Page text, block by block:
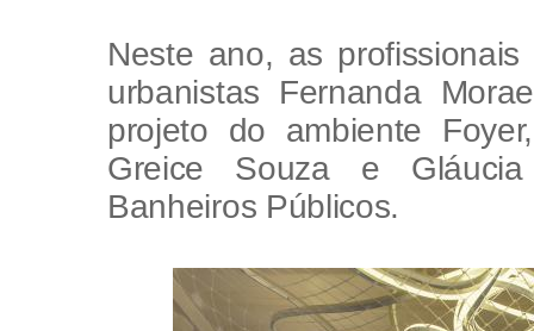
Neste ano, as
urbanistas Fernanda
projeto do ambiente
Greice Souza e
Banheiros Públicos.